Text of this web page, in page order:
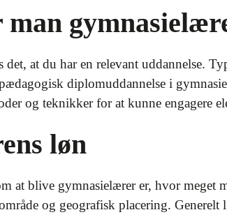
at du har en relevant uddannelse.
diplomuddannelse i
og teknikker for at kunne engagere
løn
at blive gymnasielærer er, hvor meget
og geografisk placering.